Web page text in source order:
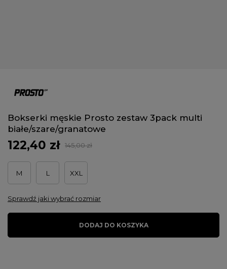
Bokserki męskie Prosto zestaw 3pack multi
białe/szare/granatowe
122,40 zł 145,00 zł
M L XXL
Sprawdź jaki wybrać rozmiar
DODAJ DO KOSZYKA